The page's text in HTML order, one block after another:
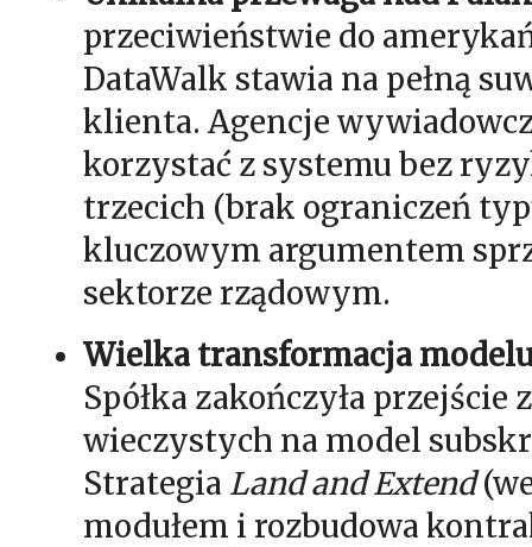
przeciwieństwie do
DataWalk stawia na pełną
klienta. Agencje
korzystać z systemu bez
trzecich (brak ograniczeń
kluczowym argumentem
sektorze rządowym.
Wielka transformacja
Spółka zakończyła przejście
wieczystych na model
Strategia Land and Extend
modułem i rozbudowa